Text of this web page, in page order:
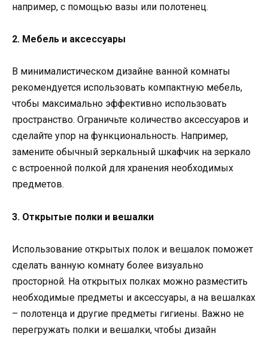
например, с помощью вазы или полотенец.
2. Мебель и аксессуары
В минималистическом дизайне ванной комнаты
рекомендуется использовать компактную мебель,
чтобы максимально эффективно использовать
пространство. Ограничьте количество аксессуаров и
сделайте упор на функциональность. Например,
замените обычный зеркальный шкафчик на зеркало
с встроенной полкой для хранения необходимых
предметов.
3. Открытые полки и вешалки
Использование открытых полок и вешалок поможет
сделать ванную комнату более визуально
просторной. На открытых полках можно разместить
необходимые предметы и аксессуары, а на вешалках
– полотенца и другие предметы гигиены. Важно не
перегружать полки и вешалки, чтобы дизайн